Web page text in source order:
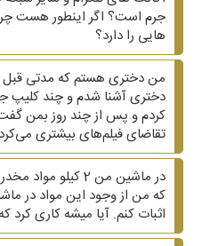
جرم است؟ اگر اینطور هست چرا
هایی را دارد؟
من دختری هستم که مدتی قبل
دختری آشنا شدم و چند کلیپ
کردم و پس از چند روز بمن
تقاضای فیلم‌های بیشتری
در ماشین من 2
که من از وجود این مواد در
اثبات کنم. آیا میشه کاری کرد